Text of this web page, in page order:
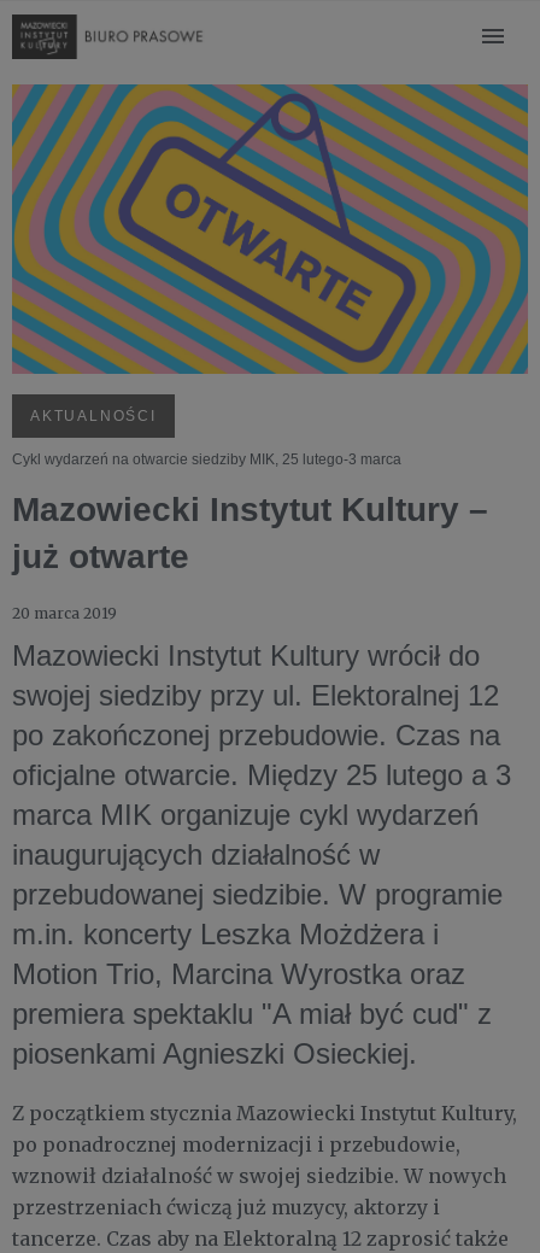
AKTUALNOŚCI
Cykl wydarzeń na otwarcie siedziby MIK, 25 lutego-3 marca
Mazowiecki Instytut Kultury –
już otwarte
20 marca 2019
Mazowiecki Instytut Kultury wrócił do
swojej siedziby przy ul. Elektoralnej 12
po zakończonej przebudowie. Czas na
oficjalne otwarcie. Między 25 lutego a 3
marca MIK organizuje cykl wydarzeń
inaugurujących działalność w
przebudowanej siedzibie. W programie
m.in. koncerty Leszka Możdżera i
Motion Trio, Marcina Wyrostka oraz
premiera spektaklu "A miał być cud" z
piosenkami Agnieszki Osieckiej.
Z początkiem stycznia Mazowiecki Instytut Kultury,
po ponadrocznej modernizacji i przebudowie,
wznowił działalność w swojej siedzibie. W nowych
przestrzeniach ćwiczą już muzycy, aktorzy i
tancerze. Czas aby na Elektoralną 12 zaprosić także